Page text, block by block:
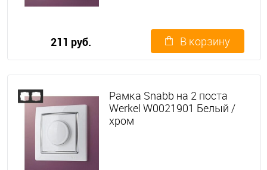
211 руб. В корзину
Рамка Snabb на 2 поста
Werkel W0021901 Белый /
хром